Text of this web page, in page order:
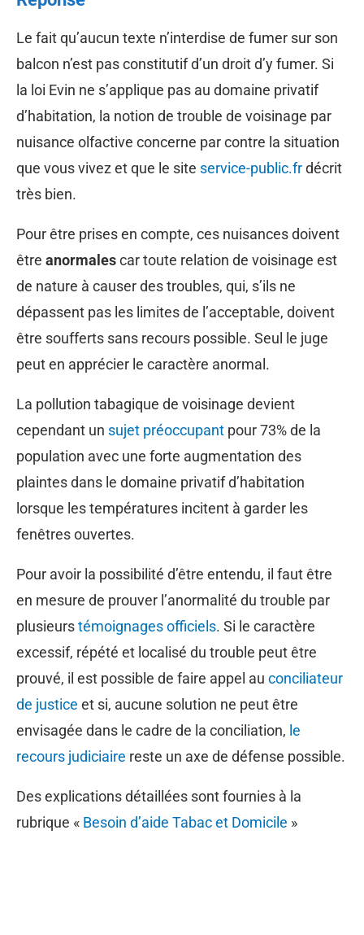
Le fait qu’aucun texte n’interdise de fumer sur son
balcon n’est pas constitutif d’un droit d’y fumer. Si
la loi Evin ne s’applique pas au domaine privatif
d’habitation, la notion de trouble de voisinage par
nuisance olfactive concerne par contre la situation
que vous vivez et que le site service-public.frdécrit
très bien.
Pour être prises en compte, ces nuisances doivent
être anormalescar toute relation de voisinage est
de nature à causer des troubles, qui, s’ils ne
dépassent pas les limites de l’acceptable, doivent
être soufferts sans recours possible. Seul le juge
peut en apprécier le caractère anormal.
La pollution tabagique de voisinage devient
cependant un sujet préoccupant pour 73% de la
population avec une forte augmentation des
plaintes dans le domaine privatif d’habitation
lorsque les températures incitent à garder les
fenêtres ouvertes.
Pour avoir la possibilité d’être entendu, il faut être
en mesure de prouver l’anormalité du trouble par
plusieurstémoignages officiels. Si le caractère
excessif, répété et localisé du trouble peut être
prouvé, il est possible de faire appel au conciliateur
de justice et si, aucune solution ne peut être
envisagée dans le cadre de la conciliation, le
recours judiciaire reste un axe de défense possible.
Des explications détaillées sont fournies à la
rubrique « Besoin d’aide Tabac et Domicile »